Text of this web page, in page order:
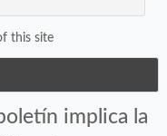
this site
implica la